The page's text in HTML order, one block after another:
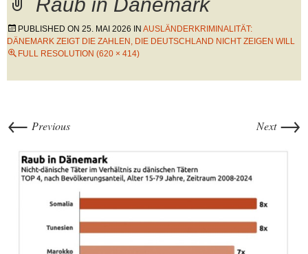
PUBLISHED ON 25. MAI 2026 IN AUSLÄNDERKRIMINALITÄT:
DÄNEMARK ZEIGT DIE ZAHLEN, DIE DEUTSCHLAND NICHT ZEIGEN WILL
FULL RESOLUTION (620 × 414)
← Previous Next →